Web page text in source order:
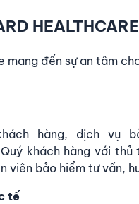
HEALTHCARE
đến sự an tâm
hàng, dịch vụ
khách hàng với
viên bảo hiểm tư vấn,
tế